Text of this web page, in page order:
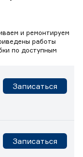
и ремонтируем
работы
по доступным
Записаться
Записаться